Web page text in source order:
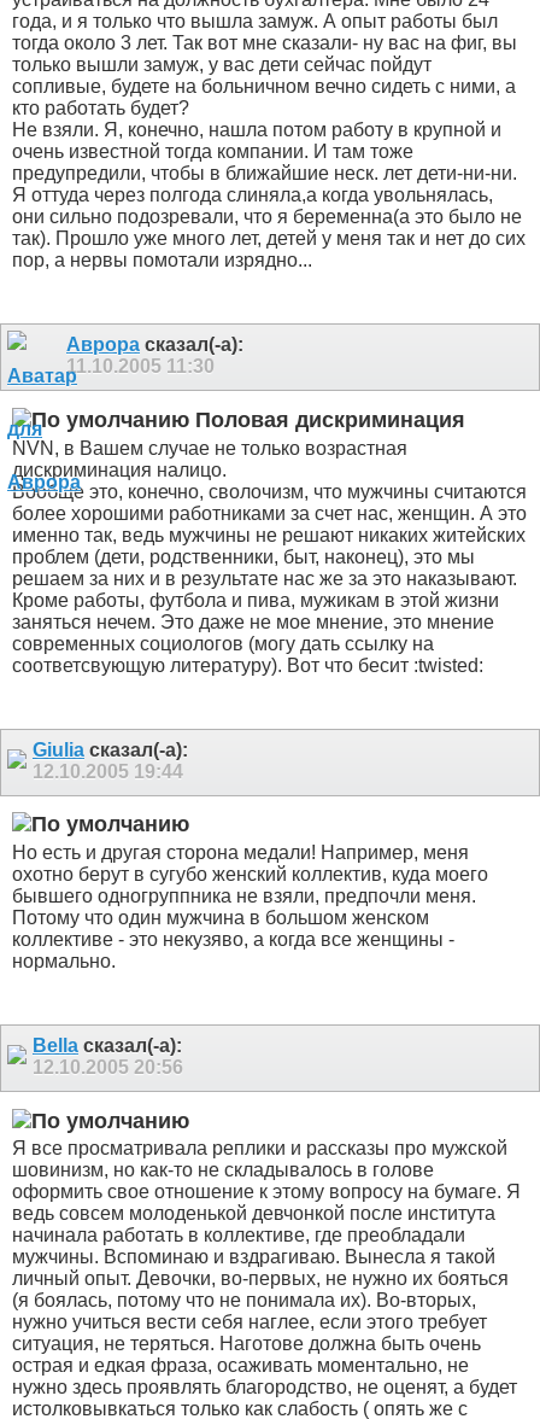
года, и я только что вышла замуж. А опыт работы был
тогда около 3 лет. Так вот мне сказали- ну вас на фиг, вы
только вышли замуж, у вас дети сейчас пойдут
сопливые, будете на больничном вечно сидеть с ними, а
кто работать будет?
Не взяли. Я, конечно, нашла потом работу в крупной и
очень известной тогда компании. И там тоже
предупредили, чтобы в ближайшие неск. лет дети-ни-ни.
Я оттуда через полгода слиняла,а когда увольнялась,
они сильно подозревали, что я беременна(а это было не
так). Прошло уже много лет, детей у меня так и нет до сих
пор, а нервы помотали изрядно...
Аврора сказал(-а):
11.10.2005 11:30
Половая дискриминация
NVN, в Вашем случае не только возрастная
дискриминация налицо.
Вообще это, конечно, сволочизм, что мужчины считаются
более хорошими работниками за счет нас, женщин. А это
именно так, ведь мужчины не решают никаких житейских
проблем (дети, родственники, быт, наконец), это мы
решаем за них и в результате нас же за это наказывают.
Кроме работы, футбола и пива, мужикам в этой жизни
заняться нечем. Это даже не мое мнение, это мнение
современных социологов (могу дать ссылку на
соответсвующую литературу). Вот что бесит :twisted:
Giulia сказал(-а):
12.10.2005 19:44
Но есть и другая сторона медали! Например, меня
охотно берут в сугубо женский коллектив, куда моего
бывшего одногруппника не взяли, предпочли меня.
Потому что один мужчина в большом женском
коллективе - это некузяво, а когда все женщины -
нормально.
Bella сказал(-а):
12.10.2005 20:56
Я все просматривала реплики и рассказы про мужской
шовинизм, но как-то не складывалось в голове
оформить свое отношение к этому вопросу на бумаге. Я
ведь совсем молоденькой девчонкой после института
начинала работать в коллективе, где преобладали
мужчины. Вспоминаю и вздрагиваю. Вынесла я такой
личный опыт. Девочки, во-первых, не нужно их бояться
(я боялась, потому что не понимала их). Во-вторых,
нужно учиться вести себя наглее, если этого требует
ситуация, не теряться. Наготове должна быть очень
острая и едкая фраза, осаживать моментально, не
нужно здесь проявлять благородство, не оценят, а будет
истолковывкаться только как слабость ( опять же с